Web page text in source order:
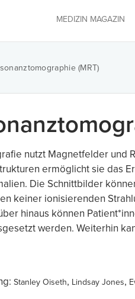
MEDIZIN MAGAZIN
(MRT)
nutzt Magnetfelder und
ermöglicht sie das
Die Schnittbilder
keiner ionisierenden
hinaus können
werden. Weiterhin
Stanley Oiseth, Lindsay Jones,